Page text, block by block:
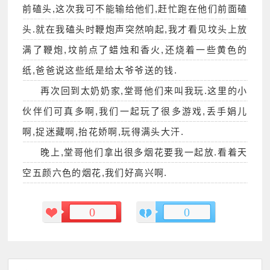
前磕头,这次我可不能输给他们,赶忙跑在他们前面磕
头.就在我磕头时鞭炮声突然响起,我才看见坟头上放
满了鞭炮,坟前点了蜡烛和香火,还烧着一些黄色的
纸,爸爸说这些纸是给太爷爷送的钱.
再次回到太奶奶家,堂哥他们来叫我玩.这里的小
伙伴们可真多啊,我们一起玩了很多游戏,丢手娟儿
啊,捉迷藏啊,抬花娇啊,玩得满头大汗.
晚上,堂哥他们拿出很多烟花要我一起放.看着天
空五颜六色的烟花,我们好高兴啊.
0 0